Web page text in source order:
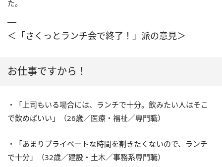
た。
＜「さくっとランチ会で終了！」派の意見＞
お仕事ですから！
・「上司もいる場合には、ランチで十分。飲みたい人はそこ
で飲めばいい」（26歳／医療・福祉／専門職）
・「あまりプライベートな時間を割きたくないので、ランチ
で十分」（32歳／建設・土木／事務系専門職）